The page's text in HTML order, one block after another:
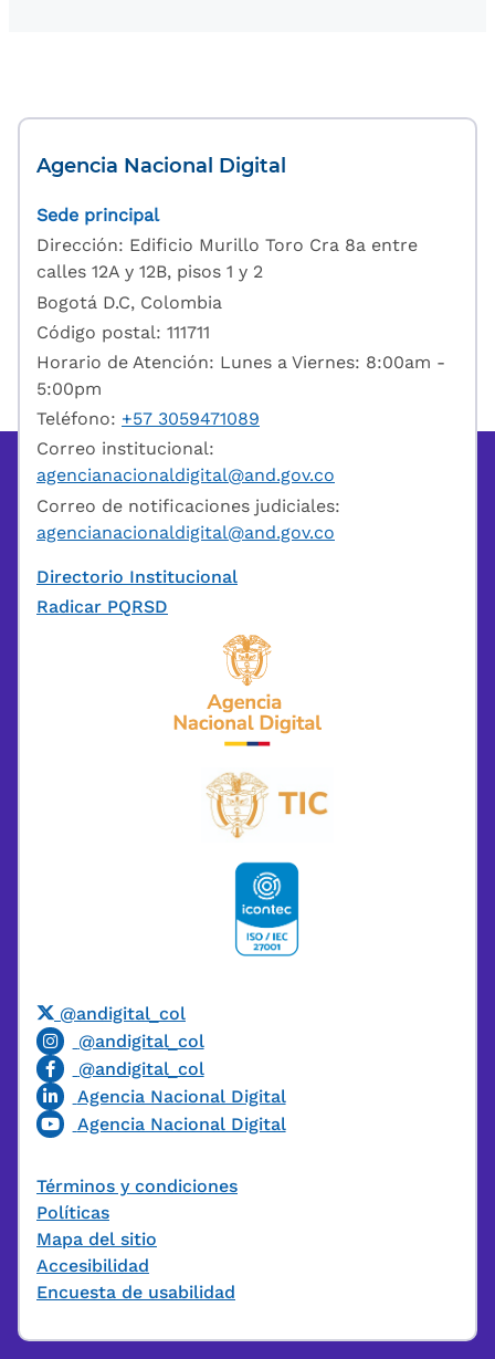
Agencia Nacional Digital
Sede principal
Dirección: Edificio Murillo Toro Cra 8a entre
calles 12A y 12B, pisos 1 y 2
Bogotá D.C, Colombia
Código postal: 111711
Horario de Atención: Lunes a Viernes: 8:00am -
5:00pm
Teléfono: +57 3059471089
Correo institucional:
agencianacionaldigital@and.gov.co
Correo de notificaciones judiciales:
agencianacionaldigital@and.gov.co
Directorio Institucional
Radicar PQRSD
@andigital_col
@andigital_col
@andigital_col
Agencia Nacional Digital
Agencia Nacional Digital
Términos y condiciones
Políticas
Mapa del sitio
Accesibilidad
Encuesta de usabilidad